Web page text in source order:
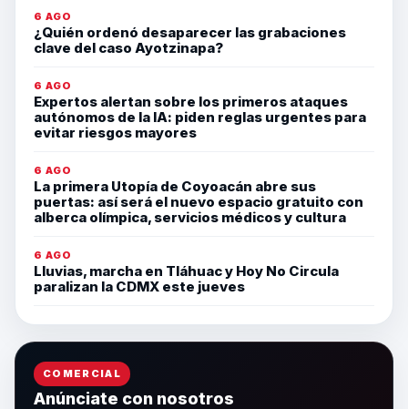
6 AGO
¿Quién ordenó desaparecer las grabaciones
clave del caso Ayotzinapa?
6 AGO
Expertos alertan sobre los primeros ataques
autónomos de la IA: piden reglas urgentes para
evitar riesgos mayores
6 AGO
La primera Utopía de Coyoacán abre sus
puertas: así será el nuevo espacio gratuito con
alberca olímpica, servicios médicos y cultura
6 AGO
Lluvias, marcha en Tláhuac y Hoy No Circula
paralizan la CDMX este jueves
COMERCIAL
Anúnciate con nosotros